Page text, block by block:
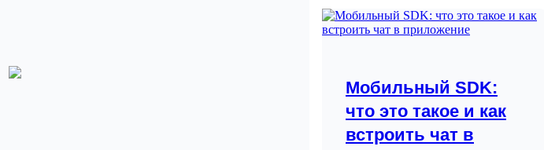
Мобильный SDK:
что это такое и как
встроить чат в